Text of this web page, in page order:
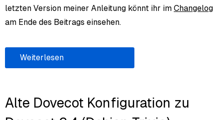
letzten Version meiner Anleitung könnt ihr im Changelog
am Ende des Beitrags einsehen.
Weiterlesen
Alte Dovecot Konfiguration zu